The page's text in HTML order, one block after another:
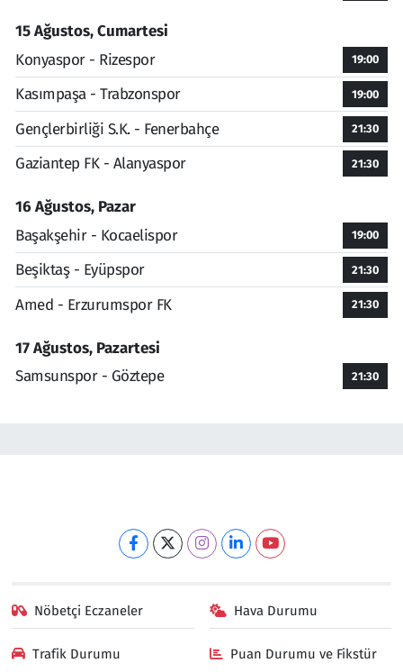
15 Ağustos, Cumartesi
Konyaspor - Rizespor
19:00
Kasımpaşa - Trabzonspor 19:00
Gençlerbirliği S.K. - Fenerbahçe 21:30
Gaziantep FK - Alanyaspor 21:30
16 Ağustos, Pazar
Başakşehir - Kocaelispor
19:00
Beşiktaş - Eyüpspor 21:30
Amed - Erzurumspor FK 21:30
17 Ağustos, Pazartesi
Samsunspor - Göztepe
21:30
Nöbetçi Eczaneler Hava Durumu
Trafik Durumu Puan Durumu ve Fikstür